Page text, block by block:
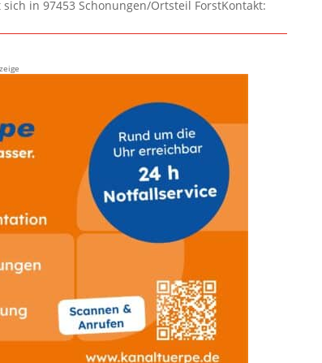
in 97453 Schonungen/Ortsteil ForstKontakt: